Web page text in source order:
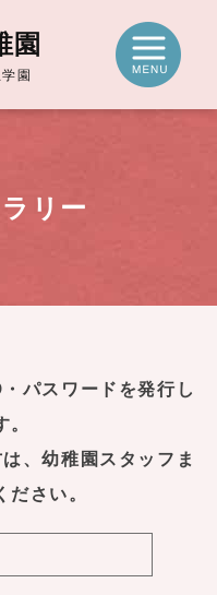
園
園
リー
パスワードを発行し
、幼稚園スタッフま
さい。